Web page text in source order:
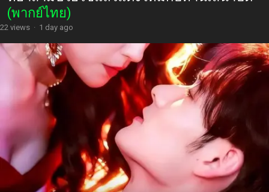
(พากย์ไทย)
22 views · 1 day ago